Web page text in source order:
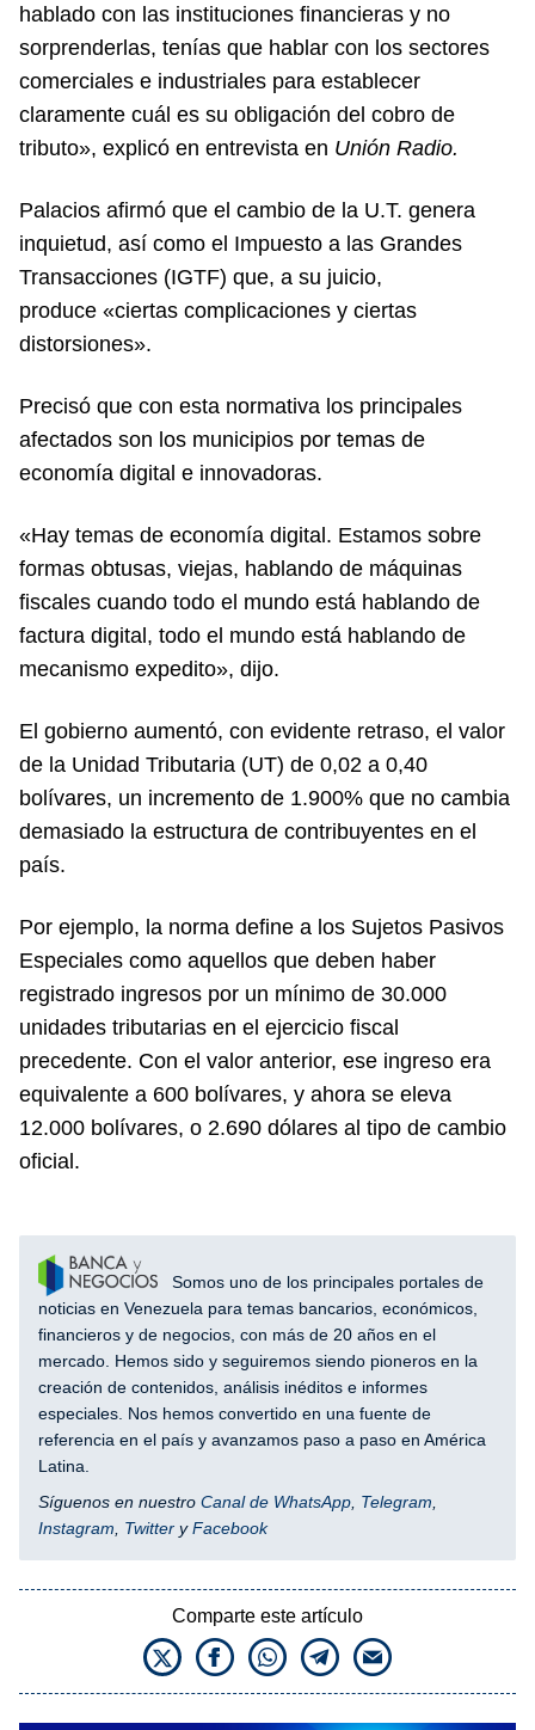
hablado con las instituciones financieras y no
sorprenderlas, tenías que hablar con los sectores
comerciales e industriales para establecer
claramente cuál es su obligación del cobro de
tributo», explicó en entrevista en Unión Radio.
Palacios afirmó que el cambio de la U.T. genera
inquietud, así como el Impuesto a las Grandes
Transacciones (IGTF) que, a su juicio,
produce «ciertas complicaciones y ciertas
distorsiones».
Precisó que con esta normativa los principales
afectados son los municipios por temas de
economía digital e innovadoras.
«Hay temas de economía digital. Estamos sobre
formas obtusas, viejas, hablando de máquinas
fiscales cuando todo el mundo está hablando de
factura digital, todo el mundo está hablando de
mecanismo expedito», dijo.
El gobierno aumentó, con evidente retraso, el valor
de la Unidad Tributaria (UT) de 0,02 a 0,40
bolívares, un incremento de 1.900% que no cambia
demasiado la estructura de contribuyentes en el
país.
Por ejemplo, la norma define a los Sujetos Pasivos
Especiales como aquellos que deben haber
registrado ingresos por un mínimo de 30.000
unidades tributarias en el ejercicio fiscal
precedente. Con el valor anterior, ese ingreso era
equivalente a 600 bolívares, y ahora se eleva
12.000 bolívares, o 2.690 dólares al tipo de cambio
oficial.
Somos uno de los principales portales de
noticias en Venezuela para temas bancarios, económicos,
financieros y de negocios, con más de 20 años en el
mercado. Hemos sido y seguiremos siendo pioneros en la
creación de contenidos, análisis inéditos e informes
especiales. Nos hemos convertido en una fuente de
referencia en el país y avanzamos paso a paso en América
Latina.
Síguenos en nuestro Canal de WhatsApp, Telegram,
Instagram, Twitter yFacebook
Comparte este artículo